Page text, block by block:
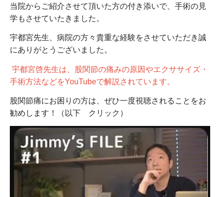
当院からご紹介させて頂いた方の付き添いで、手術の見
学もさせていたきました。
宇都宮先生、病院の方々貴重な経験をさせていただき誠
にありがとうございました。
宇都宮啓先生は、股関節の痛みの原因やエクササイズ・
手術方法などをYouTubeで解説されています。
股関節痛にお困りの方は、ぜひ一度視聴されることをお
勧めします！（以下 クリック）